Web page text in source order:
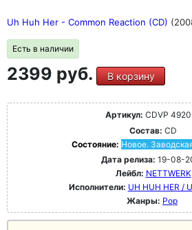
Uh Huh Her - Common Reaction (CD)
Есть в наличии
2399 руб. В корзину
Артикул: CDVP
Состав: CD
Состояние: Новое.
Дата релиза: 19-08-
Лейбл: NETTWERK
Исполнители: UH HUH HER /
Жанры: Pop